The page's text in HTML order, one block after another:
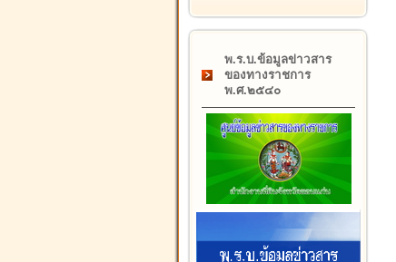
พ.ร.บ.ข้อมูลข่าวสาร
ของทางราชการ
พ.ศ.๒๕๔๐